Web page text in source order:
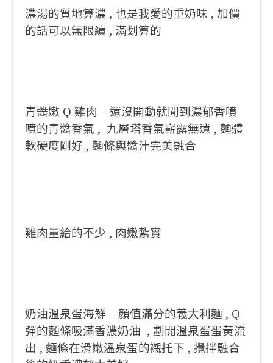
濃湯的質地算濃 , 也是我愛的重奶味 , 加價
的話可以無限續 , 滿划算的
青醬嫩 Q 雞肉 – 還沒開動就聞到濃郁香噴
噴的青醬香氣 , 九層塔香氣嶄露無遺 , 麵體
軟硬度剛好 , 麵條與醬汁完美融合
雞肉量給的不少 , 肉嫩紮實
奶油溫泉蛋海鮮 – 顏值滿分的義大利麵 , Q
彈的麵條吸滿香濃奶油 , 劃開溫泉蛋蛋黃流
出 , 麵條在滑嫩溫泉蛋的襯托下 , 攪拌融合